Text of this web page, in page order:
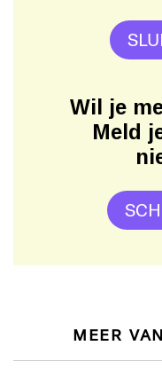
Wil je
Meld
MEER